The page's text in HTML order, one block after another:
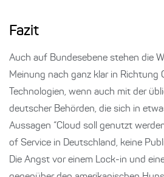
Fazit
Auch auf Bundesebene stehen die
Meinung nach ganz klar in Richtung
Technologien, wenn auch mit der
deutscher Behörden, die sich in
Aussagen “Cloud soll genutzt
of Service in Deutschland, keine
Die Angst vor einem Lock-in und